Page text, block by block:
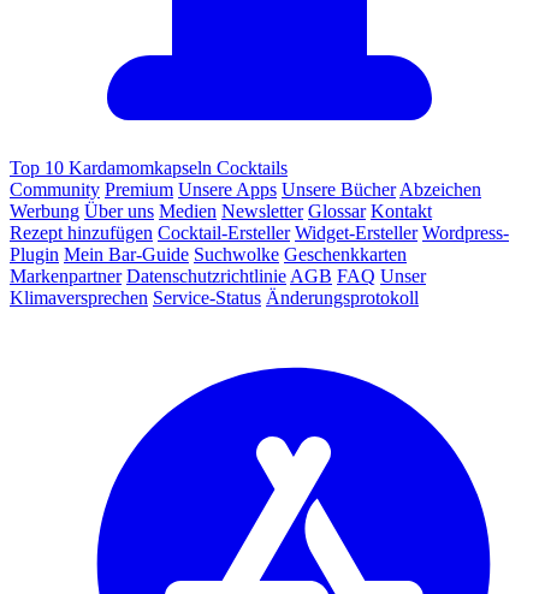
Top 10 Kardamomkapseln Cocktails
Community Premium Unsere Apps Unsere Bücher Abzeichen
Werbung Über uns Medien Newsletter Glossar Kontakt
Rezept hinzufügen Cocktail-Ersteller Widget-Ersteller Wordpress-
Plugin Mein Bar-Guide Suchwolke Geschenkkarten
Markenpartner Datenschutzrichtlinie AGB FAQ Unser
Klimaversprechen Service-Status Änderungsprotokoll